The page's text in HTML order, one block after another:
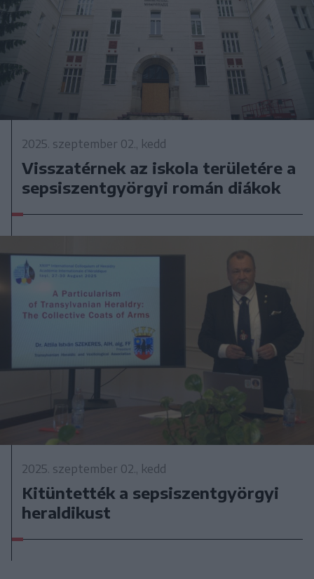
2025. szeptember 02., kedd
Visszatérnek az iskola területére a
sepsiszentgyörgyi román diákok
2025. szeptember 02., kedd
Kitüntették a sepsiszentgyörgyi
heraldikust